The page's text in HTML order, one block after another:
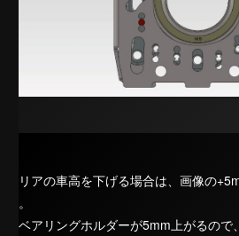
リアの車高を下げる場合は、画像の
。
ベアリングホルダーが5mm上がるので